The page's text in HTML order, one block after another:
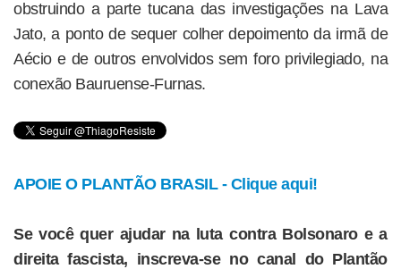
obstruindo a parte tucana das investigações na Lava
Jato, a ponto de sequer colher depoimento da irmã de
Aécio e de outros envolvidos sem foro privilegiado, na
conexão Bauruense-Furnas.
APOIE O PLANTÃO BRASIL - Clique aqui!
Se você quer ajudar na luta contra Bolsonaro e a
direita fascista, inscreva-se no canal do Plantão